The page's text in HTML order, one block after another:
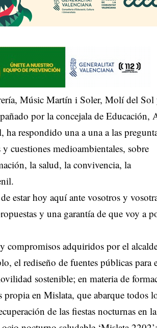
Músic Martín i Soler, Molí del Sol
por la concejala de Educación,
respondido una a una a las
cuestiones medioambientales, sobre
la salud, la convivencia, la
estar hoy aquí ante vosotros y
y una garantía de que voy a
compromisos adquiridos por el
el rediseño de fuentes públicas para
sostenible; en materia de
en Mislata, que abarque todos
de las fiestas nocturnas en la